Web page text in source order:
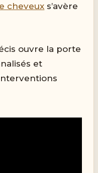
cheveux s’avère
ouvre la porte
et